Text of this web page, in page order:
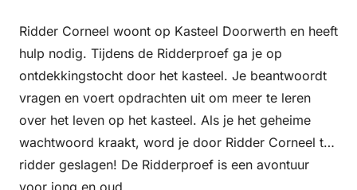
Ridder Corneel woont op Kasteel Doorwerth en heeft
hulp nodig. Tijdens de Ridderproef ga je op
ontdekkingstocht door het kasteel. Je beantwoordt
vragen en voert opdrachten uit om meer te leren
over het leven op het kasteel. Als je het geheime
wachtwoord kraakt, word je door Ridder Corneel tot
ridder geslagen! De Ridderproef is een avontuur
voor jong en oud.